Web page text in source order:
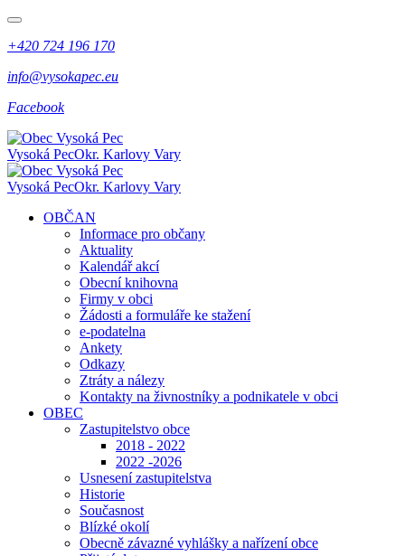
+420 724 196 170
info@vysokapec.eu
Facebook
Vysoká PecOkr. Karlovy Vary
Vysoká PecOkr. Karlovy Vary
OBČAN
Informace pro občany
Aktuality
Kalendář akcí
Obecní knihovna
Firmy v obci
Žádosti a formuláře ke stažení
e-podatelna
Ankety
Odkazy
Ztráty a nálezy
Kontakty na živnostníky a podnikatele v obci
OBEC
Zastupitelstvo obce
2018 - 2022
2022 -2026
Usnesení zastupitelstva
Historie
Současnost
Blízké okolí
Obecně závazné vyhlášky a nařízení obce